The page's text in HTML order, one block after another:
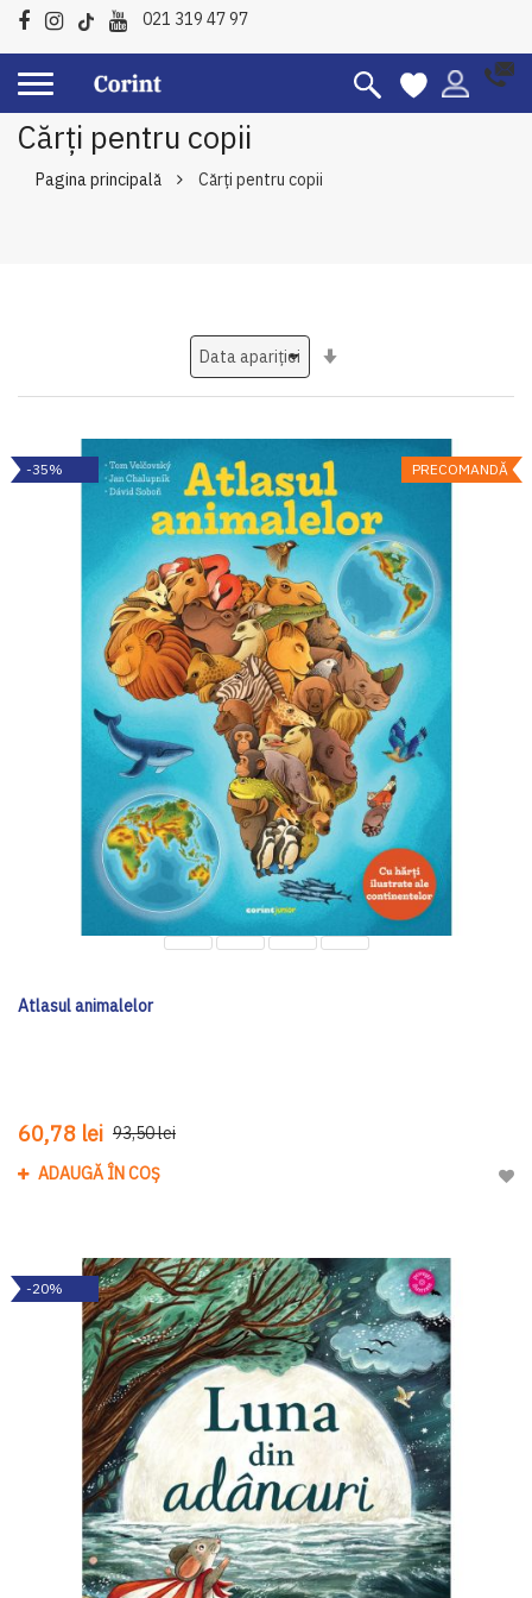
021 319 47 97
Cărți pentru copii
Pagina principală Cărți pentru copii
PRECOMANDĂ
-35%
Atlasul animalelor
60,78 lei 93,50 lei
ADAUGĂ ÎN COȘ
-20%